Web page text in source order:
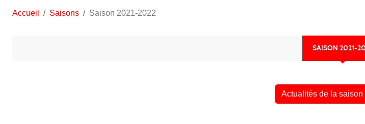
Accueil Saisons Saison 2021-2022
SAISON 2021-
Actualités de la saison